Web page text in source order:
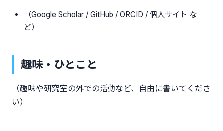
（Google Scholar / GitHub / ORCID / 個人サイト な
ど）
趣味・ひとこと
（趣味や研究室の外での活動など、自由に書いてくださ
い）